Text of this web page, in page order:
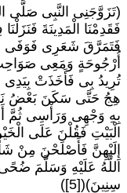
النَّبِى صَلَّى
الْمَدِينَةَ
شَعَرِى فَوَفَى
وَمَعِى صَوَاحِبُ
بِى فَأَخَذَتْ بِيَدِى
حَتَّى سَكَنَ بَعْضُ
وَجْهِى وَرَأْسِى ثُمَّ
فَقُلْنَ عَلَى
فَأَصْلَحْنَ مِنْ
عَلَيْهِ وَسَلَّمَ ضُحًى